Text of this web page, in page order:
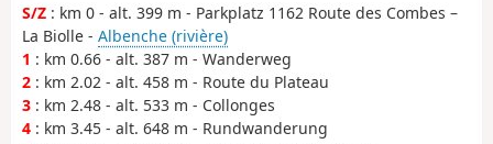
S/Z : km 0 - alt. 399 m - Parkplatz 1162 Route des Combes –
La Biolle - Albenche (rivière)
1 : km 0.66 - alt. 387 m - Wanderweg
2 : km 2.02 - alt. 458 m - Route du Plateau
3 : km 2.48 - alt. 533 m - Collonges
4 : km 3.45 - alt. 648 m - Rundwanderung